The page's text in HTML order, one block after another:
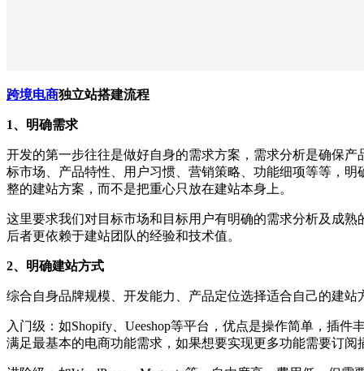
跨境电商独立站搭建流程
1、明确需求
开发的第一步往往是做好自身的需求方案，需求分析是确保
标市场、产品特性、用户习惯、营销策略、功能细项等等，
整的建站方案，而不是把重心只放在建站本身上。
这里要求我们对目标市场和目标用户有明确的需求分析及成
后者更依赖于建站团队的经验和技术值。
2、明确建站方式
综合自身品牌规模、开发能力、产品定位选择适合自己的建
入门级：如Shopify、Ueeshop等平台，优点是操作简单，插
满足最基本的电商功能需求，如果想要实现更多功能需要订阅